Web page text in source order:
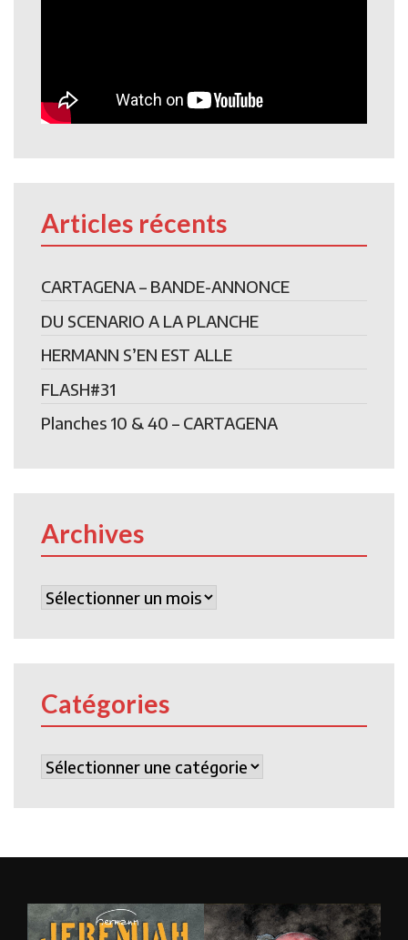
Articles récents
CARTAGENA – BANDE-ANNONCE
DU SCENARIO A LA PLANCHE
HERMANN S’EN EST ALLE
FLASH#31
Planches 10 & 40 – CARTAGENA
Archives
Archives
Catégories
Catégories